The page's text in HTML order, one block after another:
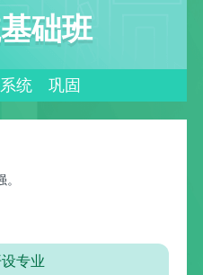
础班
统 巩固
专业